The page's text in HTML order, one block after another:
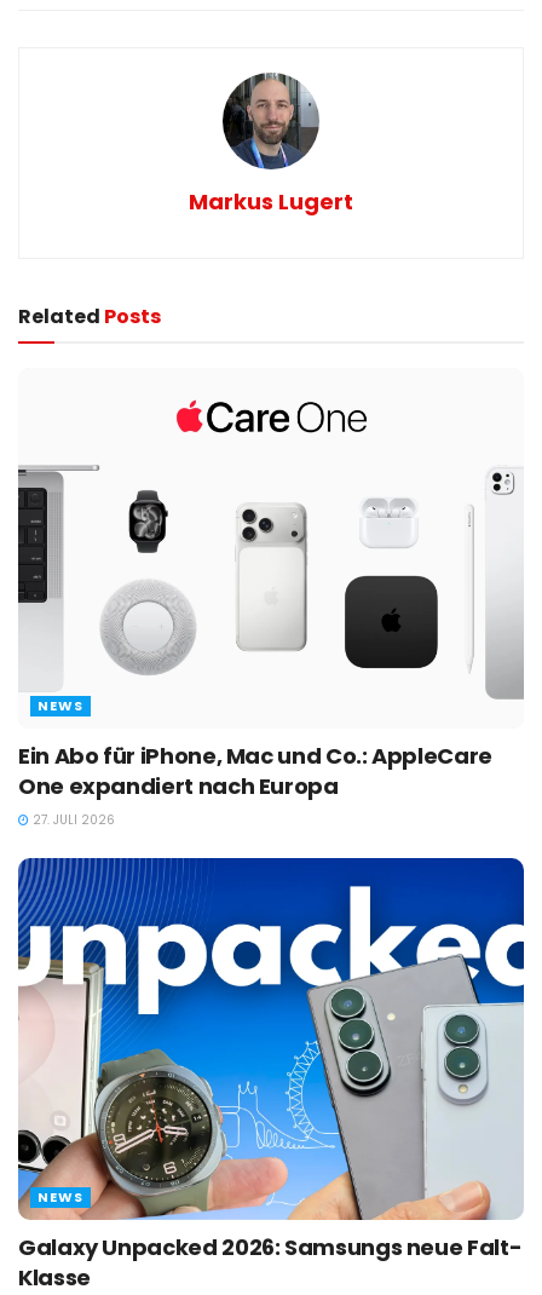
Markus Lugert
Related Posts
NEWS
Ein Abo für iPhone, Mac und Co.: AppleCare
One expandiert nach Europa
27. JULI 2026
NEWS
Galaxy Unpacked 2026: Samsungs neue Falt-
Klasse